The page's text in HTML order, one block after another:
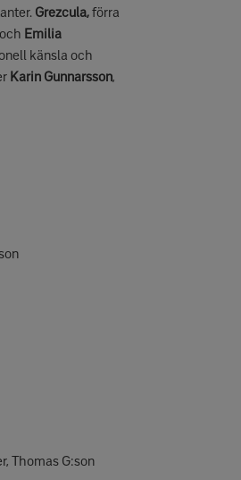
Grezcula,förra
och Emilia
känsla och
Karin Gunnarsson,
Thomas G:son